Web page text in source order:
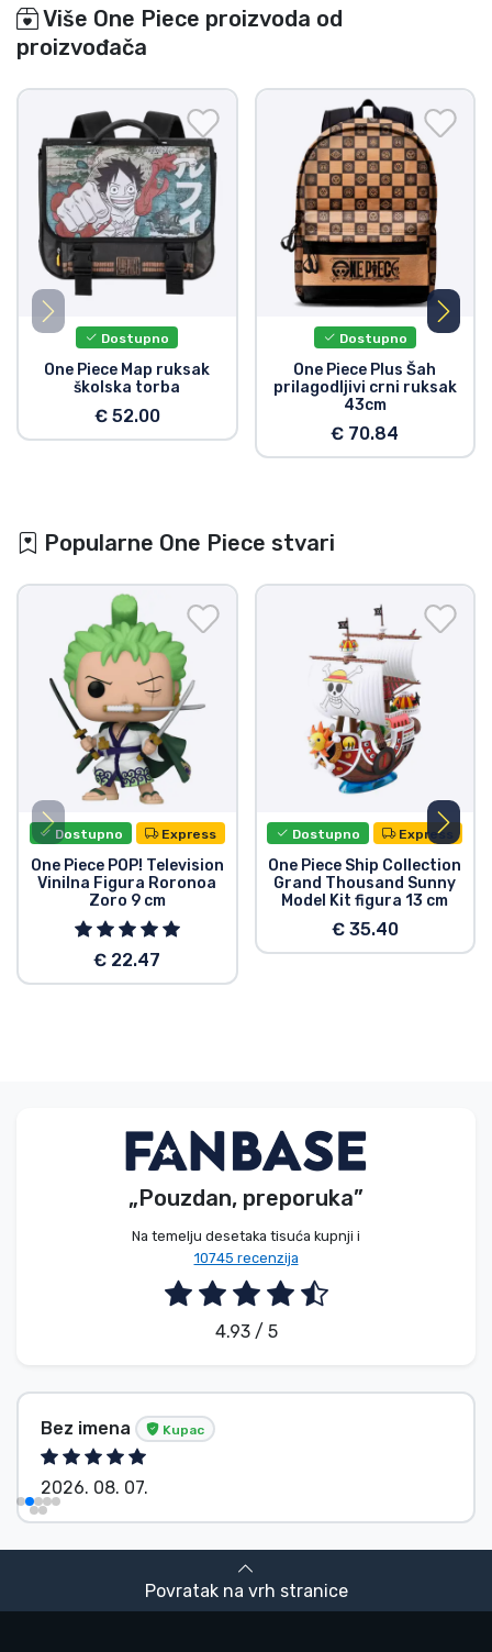
Više One Piece proizvoda od
proizvođača
Dostupno
One Piece Map ruksak
školska torba
€ 52.00
Dostupno
One Piece Plus Šah
prilagodljivi crni ruksak
43cm
€ 70.84
Popularne One Piece stvari
Dostupno Express
One Piece POP! Television
Vinilna Figura Roronoa
Zoro 9 cm
€ 22.47
Dostupno Express
One Piece Ship Collection
Grand Thousand Sunny
Model Kit figura 13 cm
€ 35.40
„Pouzdan, preporuka”
Na temelju desetaka tisuća kupnji i
10745 recenzija
4.93 / 5
Bez imena Kupac
2026. 08. 07.
Povratak na vrh stranice